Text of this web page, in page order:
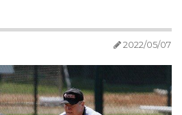
2022/05/07